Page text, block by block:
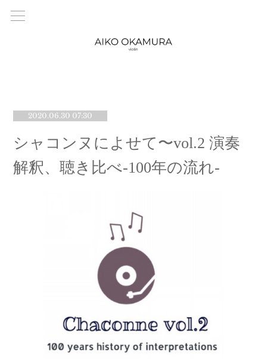
2020.06.30 07:30
シャコンヌによせて〜vol.2 演奏
解釈、聴き比べ-100年の流れ-